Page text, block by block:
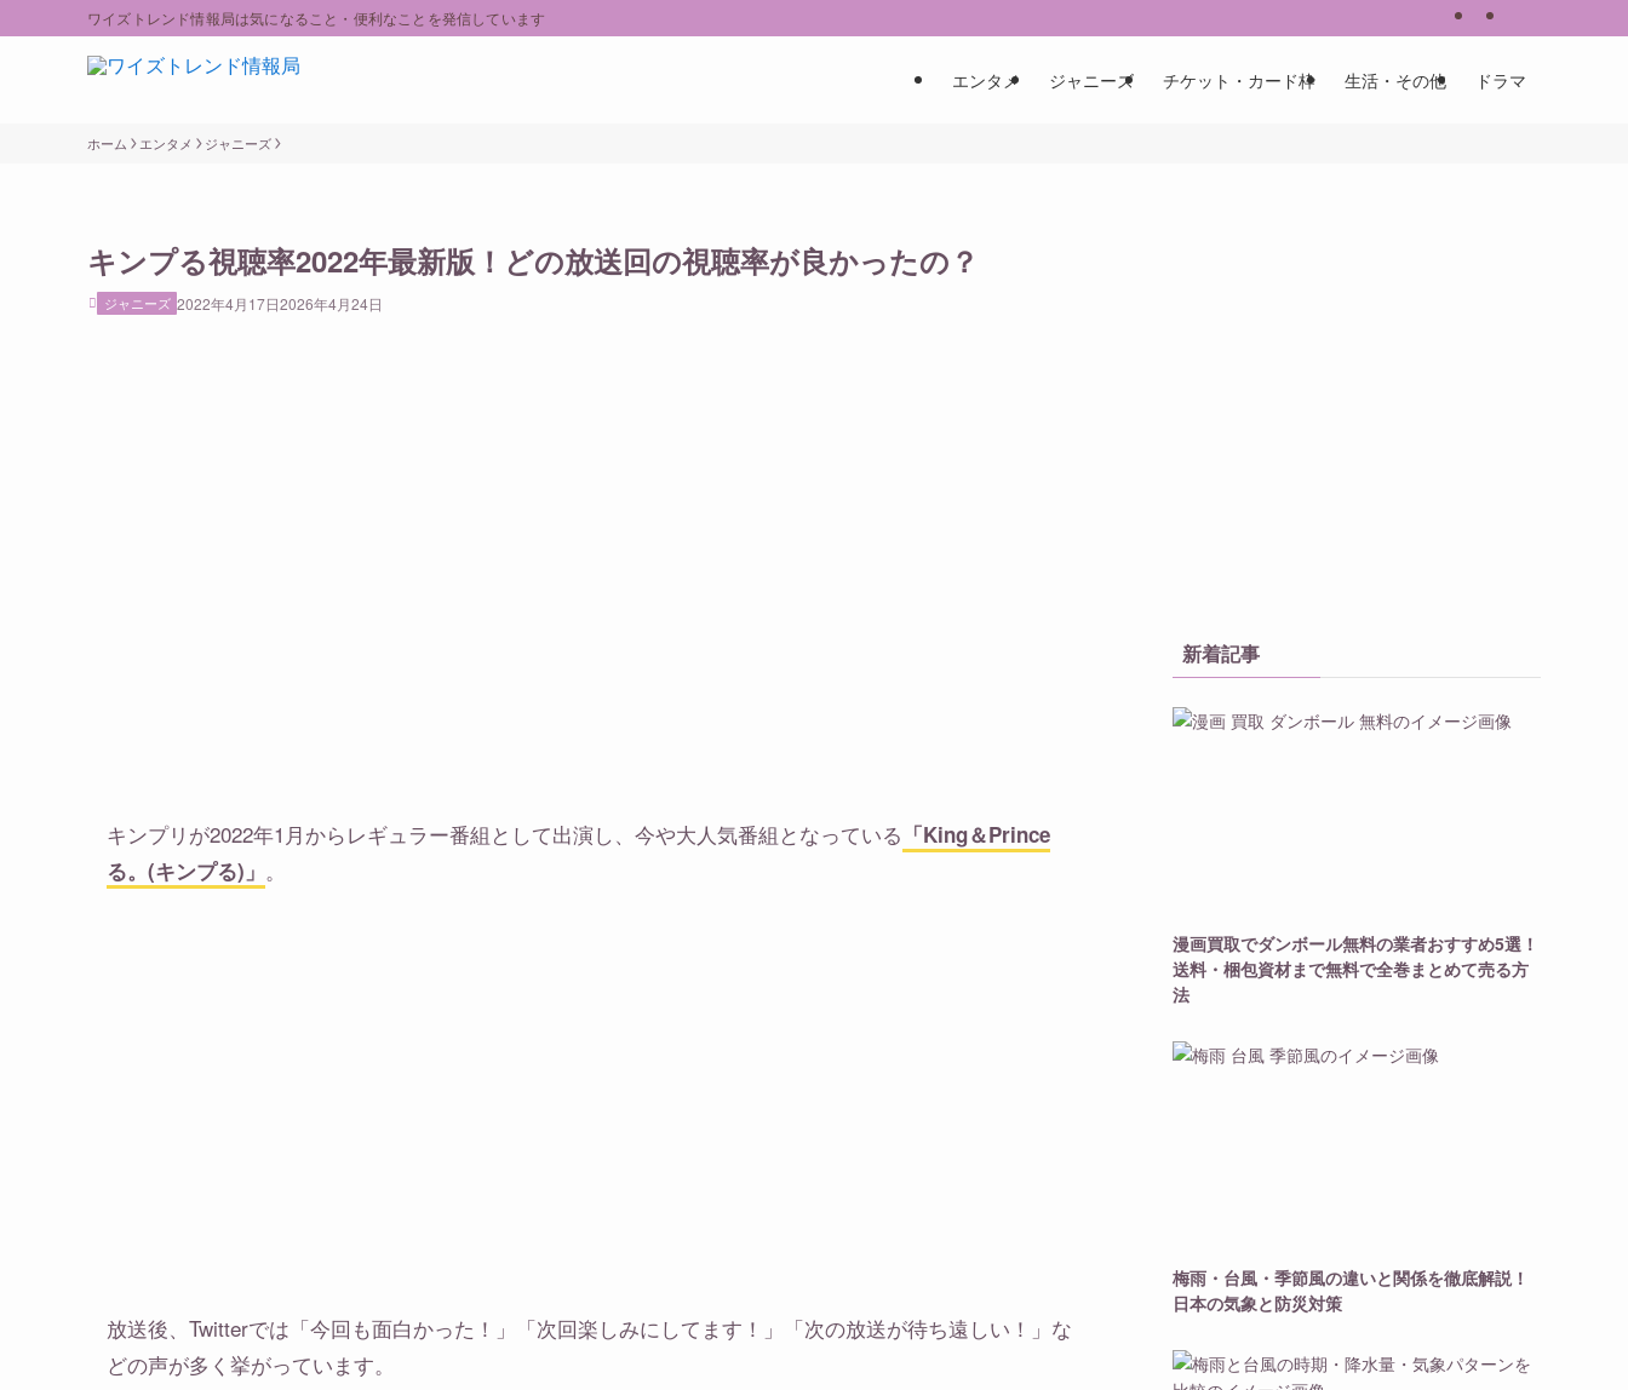
ワイズトレンド情報局は気になること・便利なことを発信しています
エンタメ ジャニーズ チケット・カード枠 生活・その他 ドラマ
ホーム エンタメ ジャニーズ
キンプる視聴率2022年最新版！どの放送回の視聴率が良かったの？
ジャニーズ 2022年4月17日2026年4月24日
キンプリが2022年1月からレギュラー番組として出演し、今や大人気番組となっている 「King＆Prince
る。(キンプる)」 。
放送後、Twitterでは「今回も面白かった！」「次回楽しみにしてます！」「次の放送が待ち遠しい！」な
どの声が多く挙がっています。
新着記事
漫画買取でダンボール無料の業者おすすめ5選！
送料・梱包資材まで無料で全巻まとめて売る方
法
梅雨・台風・季節風の違いと関係を徹底解説！
日本の気象と防災対策